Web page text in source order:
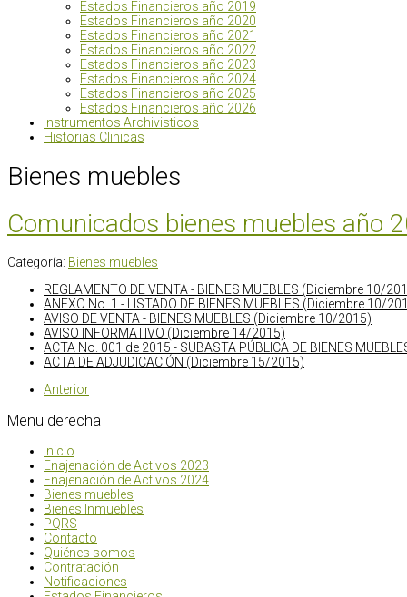
Estados Financieros año 2019
Estados Financieros año 2020
Estados Financieros año 2021
Estados Financieros año 2022
Estados Financieros año 2023
Estados Financieros año 2024
Estados Financieros año 2025
Estados Financieros año 2026
Instrumentos Archivisticos
Historias Clinicas
Bienes muebles
Comunicados bienes muebles año
Categoría: Bienes muebles
REGLAMENTO DE VENTA - BIENES MUEBLES (Diciembre 10/
ANEXO No. 1 - LISTADO DE BIENES MUEBLES (Diciembre 10/
AVISO DE VENTA - BIENES MUEBLES (Diciembre 10/2015)
AVISO INFORMATIVO (Diciembre 14/2015)
ACTA No. 001 de 2015 - SUBASTA PÚBLICA DE BIENES
ACTA DE ADJUDICACIÓN (Diciembre 15/2015)
Anterior
Menu derecha
Inicio
Enajenación de Activos 2023
Enajenación de Activos 2024
Bienes muebles
Bienes Inmuebles
PQRS
Contacto
Quiénes somos
Contratación
Notificaciones